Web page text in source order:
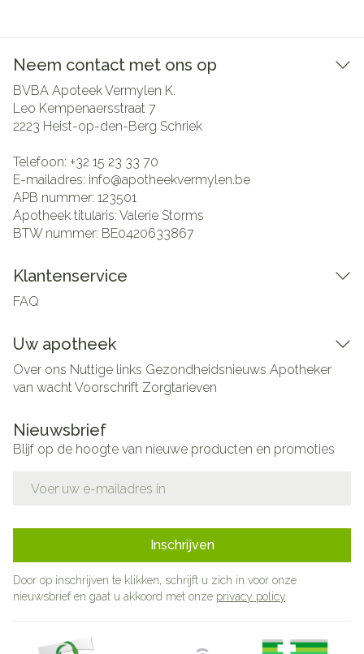
Neem contact met ons op
BVBA Apoteek Vermylen K.
Leo Kempenaersstraat 7
2223 Heist-op-den-Berg Schriek
Telefoon: +32 15 23 33 70
E-mailadres: info@apotheekvermylen.be
APB nummer: 123501
Apotheek titularis: Valerie Storms
BTW nummer: BE0420633867
Klantenservice
FAQ
Uw apotheek
Over ons Nuttige links Gezondheidsnieuws Apotheker
van wachtVoorschrift Zorgtarieven
Nieuwsbrief
Blijf op de hoogte van nieuwe producten en promoties
Inschrijven
Door op inschrijven te klikken, schrijft u zich in voor onze
nieuwsbrief en gaat u akkoord met onze privacy policy